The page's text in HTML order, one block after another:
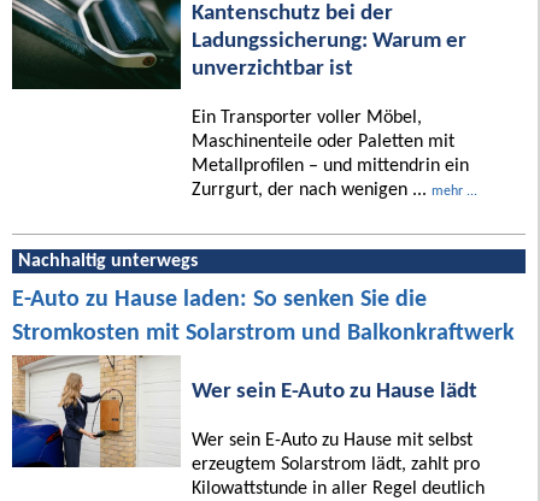
Kantenschutz bei der
Ladungssicherung: Warum er
unverzichtbar ist
Ein Transporter voller Möbel,
Maschinenteile oder Paletten mit
Metallprofilen – und mittendrin ein
Zurrgurt, der nach wenigen ... mehr ...
Nachhaltig unterwegs
E-Auto zu Hause laden: So senken Sie die
Stromkosten mit Solarstrom und Balkonkraftwerk
Wer sein E-Auto zu Hause lädt
Wer sein E-Auto zu Hause mit selbst
erzeugtem Solarstrom lädt, zahlt pro
Kilowattstunde in aller Regel deutlich